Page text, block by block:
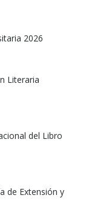
2026
Literaria
del Libro
de Extensión y